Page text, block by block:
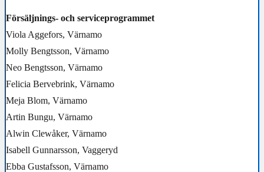
Försäljnings- och serviceprogrammet
Viola Aggefors, Värnamo
Molly Bengtsson, Värnamo
Neo Bengtsson, Värnamo
Felicia Bervebrink, Värnamo
Meja Blom, Värnamo
Artin Bungu, Värnamo
Alwin Clewåker, Värnamo
Isabell Gunnarsson, Vaggeryd
Ebba Gustafsson, Värnamo